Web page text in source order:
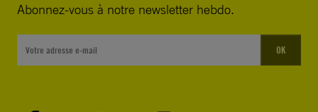
Abonnez-vous à notre newsletter hebdo.
OK